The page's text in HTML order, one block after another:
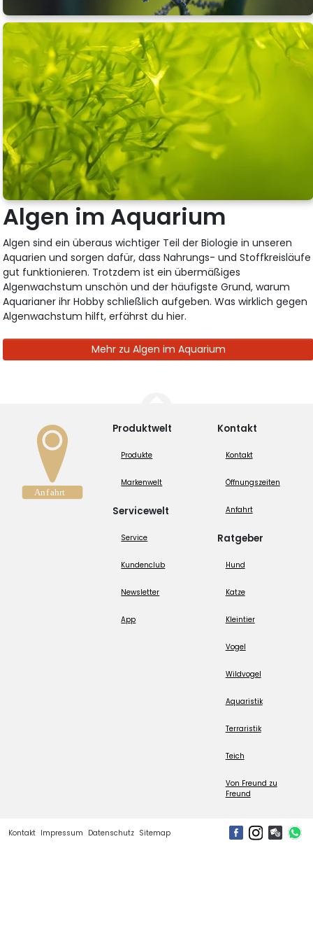
Algen im Aquarium
Algen sind ein überaus wichtiger Teil der Biologie in unseren
Aquarien und sorgen dafür, dass Nahrungs- und Stoffkreisläufe
gut funktionieren. Trotzdem ist ein übermäßiges
Algenwachstum unschön und der häufigste Grund, warum
Aquarianer ihr Hobby schließlich aufgeben. Was wirklich gegen
Algenwachstum hilft, erfährst du hier.
Mehr zu Algen im Aquarium
Produktwelt
Produkte
Markenwelt
Servicewelt
Service
Kundenclub
Newsletter
App
Kontakt
Kontakt
Öffnungszeiten
Anfahrt
Ratgeber
Hund
Katze
Kleintier
Vogel
Wildvogel
Aquaristik
Terraristik
Teich
Von Freund zu
Freund
Kontakt Impressum Datenschutz Sitemap